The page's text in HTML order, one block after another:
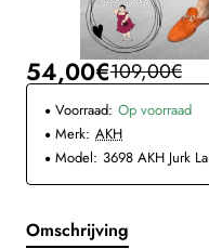
54,00€109,00€
Voorraad: Op voorraad
Merk: AKH
Model: 3698 AKH Jurk
Omschrijving